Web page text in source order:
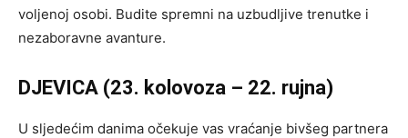
voljenoj osobi. Budite spremni na uzbudljive trenutke i
nezaboravne avanture.
DJEVICA (23. kolovoza – 22. rujna)
U sljedećim danima očekuje vas vraćanje bivšeg partnera